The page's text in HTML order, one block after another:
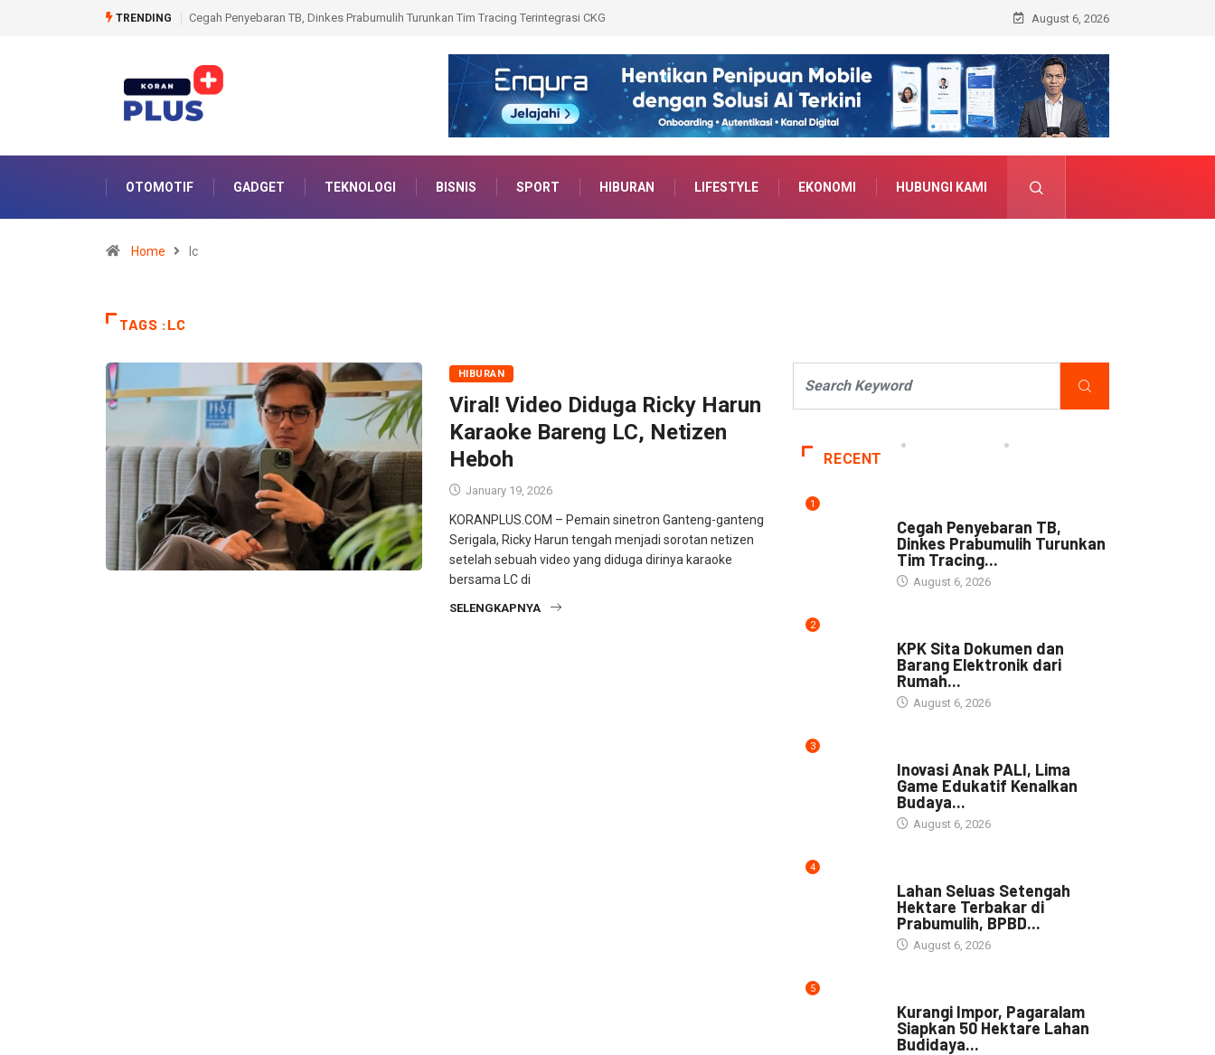
TRENDING
Turunkan Tim Tracing Terintegrasi CKGKPK Sita Dokumen dan Barang Elektronik dari Rumah Kepala DKP Bengkulu August 6, 2026
OTOMOTIF GADGET TEKNOLOGI BISNIS SPORT HIBURAN LIFESTYLE EKONOMI HUBUNGI KAMI
Home lc
TAGS :LC
HIBURAN
Viral! Video Diduga Ricky Harun
Karaoke Bareng LC, Netizen
Heboh
January 19, 2026
KORANPLUS.COM – Pemain sinetron Ganteng-ganteng
Serigala, Ricky Harun tengah menjadi sorotan netizen
setelah sebuah video yang diduga dirinya karaoke
bersama LC di
SELENGKAPNYA
RECENT
1
Cegah Penyebaran TB,
Dinkes Prabumulih Turunkan
Tim Tracing...
August 6, 2026
2
KPK Sita Dokumen dan
Barang Elektronik dari
Rumah...
August 6, 2026
3
Inovasi Anak PALI, Lima
Game Edukatif Kenalkan
Budaya...
August 6, 2026
4
Lahan Seluas Setengah
Hektare Terbakar di
Prabumulih, BPBD...
August 6, 2026
5
Kurangi Impor, Pagaralam
Siapkan 50 Hektare Lahan
Budidaya...